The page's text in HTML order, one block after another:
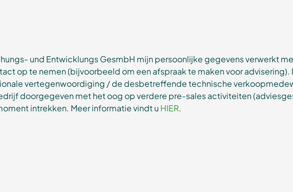
und Entwicklungs GesmbH mijn persoonlijke gegevens verwerkt
op te nemen (bijvoorbeeld om een afspraak te maken voor advisering).
vertegenwoordiging / de desbetreffende technische
doorgegeven met het oog op verdere pre-sales activiteiten
intrekken. Meer informatie vindt u HIER.